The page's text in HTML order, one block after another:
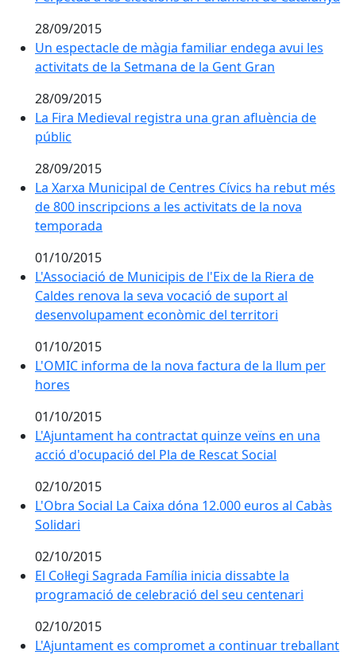
28/09/2015
Un espectacle de màgia familiar endega avui les
Un espectacle de màgia familiar endega avui les
activitats de la Setmana de la Gent Gran
28/09/2015
La Fira Medieval registra una gran afluència de públic
La Fira Medieval registra una gran afluència de
públic
28/09/2015
La Xarxa Municipal de Centres Cívics ha rebut més
La Xarxa Municipal de Centres Cívics ha rebut més
de 800 inscripcions a les activitats de la nova
temporada
01/10/2015
L'Associació de Municipis de l'Eix de la Riera de
L'Associació de Municipis de l'Eix de la Riera de
Caldes renova la seva vocació de suport al
desenvolupament econòmic del territori
01/10/2015
L'OMIC informa de la nova factura de la llum per
L'OMIC informa de la nova factura de la llum per
hores
01/10/2015
L'Ajuntament ha contractat quinze veïns en una
L'Ajuntament ha contractat quinze veïns en una
acció d'ocupació del Pla de Rescat Social
02/10/2015
L'Obra Social La Caixa dóna 12.000 euros al Cabàs
L'Obra Social La Caixa dóna 12.000 euros al Cabàs
Solidari
02/10/2015
El Col·legi Sagrada Família inicia dissabte la
El Col·legi Sagrada Família inicia dissabte la
programació de celebració del seu centenari
02/10/2015
L'Ajuntament es compromet a continuar treballant
L'Ajuntament es compromet a continuar treballant